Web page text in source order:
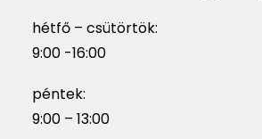
hétfő – csütörtök:
9:00 -16:00
péntek:
9:00 – 13:00